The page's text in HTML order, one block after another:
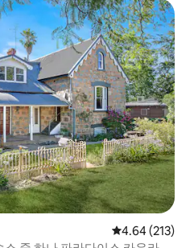
평점 4.64점(5
4.64 (213)